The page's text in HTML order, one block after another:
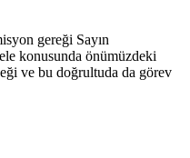
gereği Sayın
konusunda önümüzdeki
ve bu doğrultuda da görev